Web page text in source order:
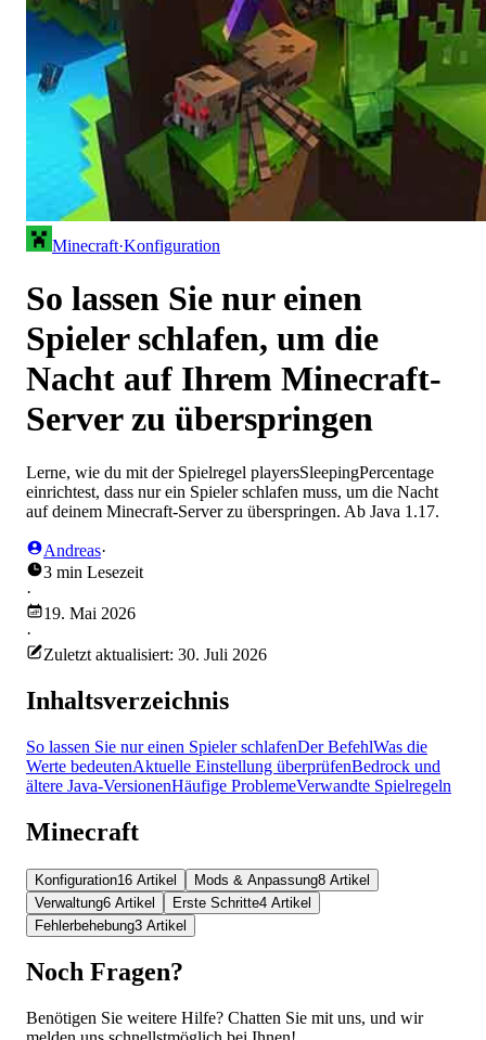
Minecraft·Konfiguration
So lassen Sie nur einen
Spieler schlafen, um die
Nacht auf Ihrem Minecraft-
Server zu überspringen
Lerne, wie du mit der Spielregel playersSleepingPercentage
einrichtest, dass nur ein Spieler schlafen muss, um die Nacht
auf deinem Minecraft-Server zu überspringen. Ab Java 1.17.
Andreas·
3 min Lesezeit
·
19. Mai 2026
·
Zuletzt aktualisiert: 30. Juli 2026
Inhaltsverzeichnis
So lassen Sie nur einen Spieler schlafenDer BefehlWas die
Werte bedeutenAktuelle Einstellung überprüfenBedrock und
ältere Java-VersionenHäufige ProblemeVerwandte Spielregeln
Minecraft
Konfiguration16 Artikel Mods & Anpassung8 Artikel
Verwaltung6 Artikel Erste Schritte4 Artikel
Fehlerbehebung3 Artikel
Noch Fragen?
Benötigen Sie weitere Hilfe? Chatten Sie mit uns, und wir